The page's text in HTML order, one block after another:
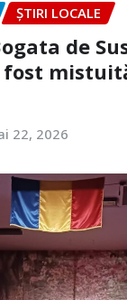
ȘTIRI LOCALE
de
fost
22, 2026